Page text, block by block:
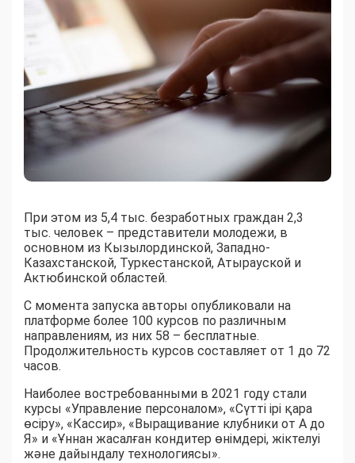
При этом из 5,4 тыс. безработных граждан 2,3
тыс. человек – представители молодежи, в
основном из Кызылординской, Западно-
Казахстанской, Туркестанской, Атырауской и
Актюбинской областей.
С момента запуска авторы опубликовали на
платформе более 100 курсов по различным
направлениям, из них 58 – бесплатные.
Продолжительность курсов составляет от 1 до 72
часов.
Наиболее востребованными в 2021 году стали
курсы «Управление персоналом», «Сүтті ірі қара
өсіру», «Кассир», «Выращивание клубники от А до
Я» и «Ұннан жасалған кондитер өнімдері, жіктелуі
және дайындалу технологиясы».